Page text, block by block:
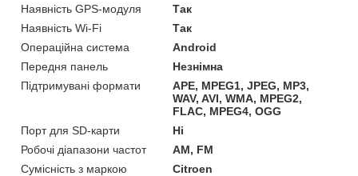
Наявність GPS-модуля
Так
Наявність Wi-Fi
Так
Операційна система
Android
Передня панель
Незнімна
Підтримувані формати
APE, MPEG1, JPEG, MP3,
WAV, AVI, WMA, MPEG2,
FLAC, MPEG4, OGG
Порт для SD-карти
Ні
Робочі діапазони частот
AM, FM
Сумісність з маркою
Citroen